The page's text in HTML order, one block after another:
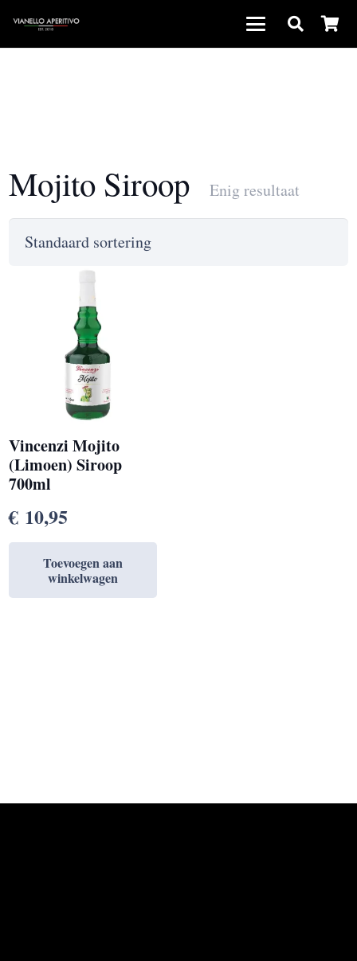
Mojito Siroop Enig resultaat
Vincenzi Mojito
(Limoen) Siroop
700ml
€ 10,95
Toevoegen aan
winkelwagen